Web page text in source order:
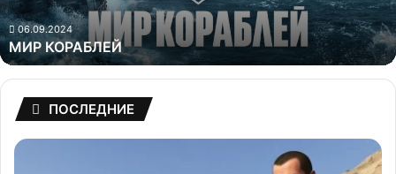
06.09.2024
МИР КОРАБЛЕЙ
ПОСЛЕДНИЕ